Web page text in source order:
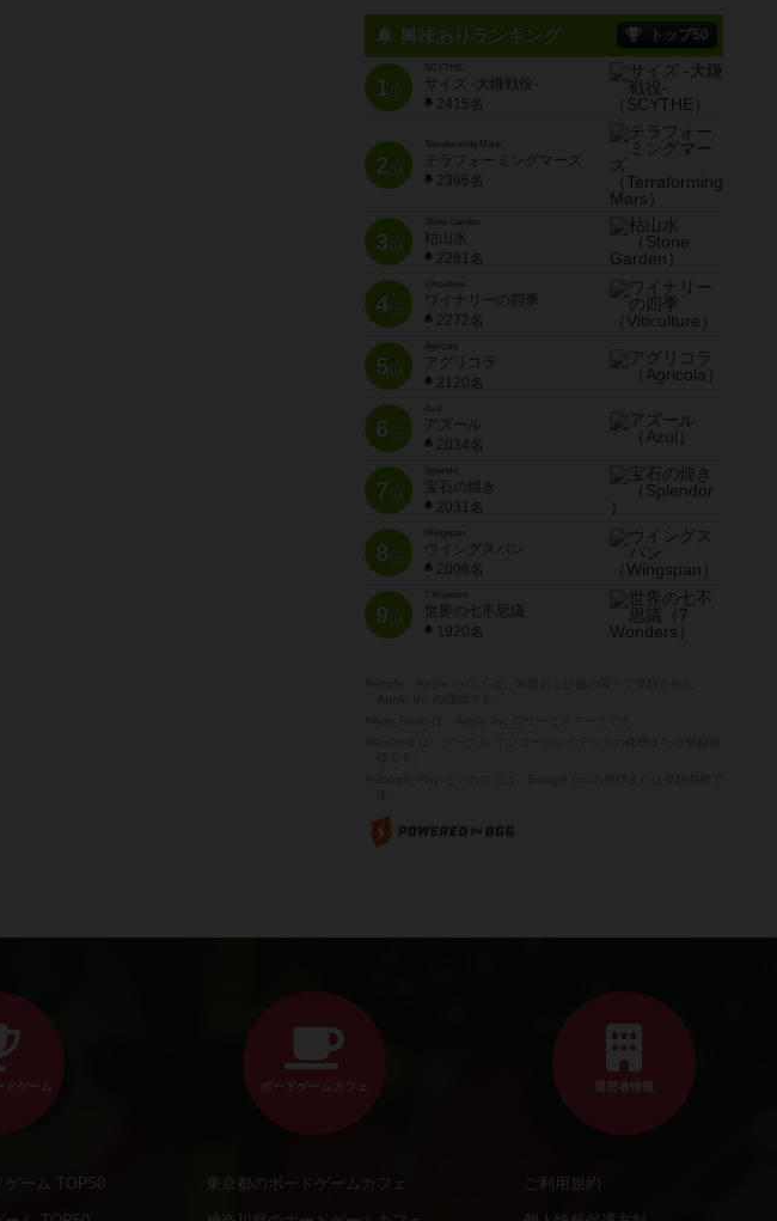
興味ありランキング トップ50
1位
SCYTHE
サイズ -大鎌戦役-
2415名
2位
Terraforming Mars
テラフォーミングマーズ
2396名
3位
Stone Garden
枯山水
2281名
4位
Viticulture
ワイナリーの四季
2272名
5位
Agricola
アグリコラ
2120名
6位
Azul
アズール
2034名
7位
宝石の煌き
2031名
8位
Wingspan
ウイングスパン
2006名
9位
7 Wonders
世界の七不思議
1920名
ドゲーム
ーム TOP50
ボードゲームカフェ
東京都のボードゲームカフェ
運営者情報
ご利用規約